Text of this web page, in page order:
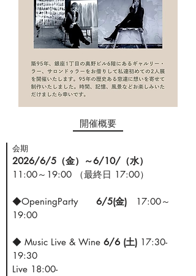
​開催概要
​会期
2026/6/5（金）～6/10/（水）
11:00～19:00 （最終日 17:00）
◆OpeningParty 6/5(金)
17:00～
19:00
◆ Music Live & Wine 6/6 (土) 17:30-
19:30
Live 18:00-